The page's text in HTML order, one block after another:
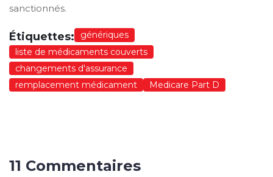
sanctionnés.
Étiquettes:
génériques
liste de médicaments couverts
changements d'assurance
remplacement médicament
Medicare Part D
11 Commentaires